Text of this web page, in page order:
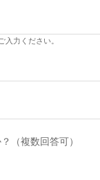
力ください。
（複数回答可）